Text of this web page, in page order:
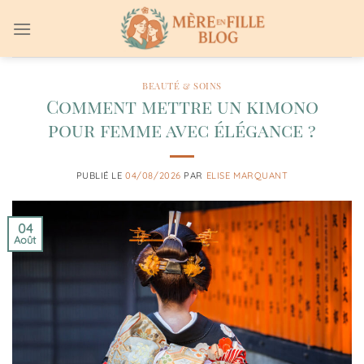
au
BEAUTÉ & SOINS
Comment mettre un kimono
pour femme avec élégance ?
PUBLIÉ LE04/08/2026 PAR ELISE MARQUANT
04
Août